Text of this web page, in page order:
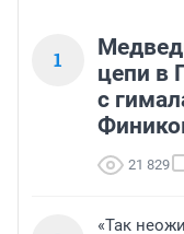
1
цепи в
с
21 829
«Так